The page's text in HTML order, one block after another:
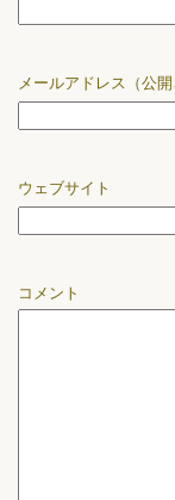
メールアドレス（公
ウェブサイト
コメント